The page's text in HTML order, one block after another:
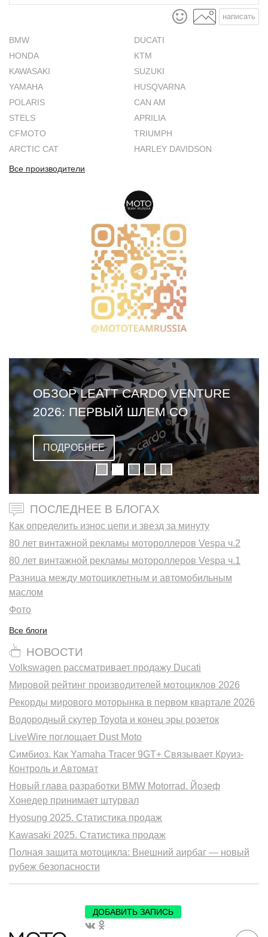
написать
BMW
DUCATI
HONDA
KTM
KAWASAKI
SUZUKI
YAMAHA
HUSQVARNA
POLARIS
CAN AM
STELS
APRILIA
CFMOTO
TRIUMPH
ARCTIC CAT
HARLEY DAVIDSON
Все производители
ОБЗОР LEATT CARDO VENTURE
2026: ПЕРВЫЙ ШЛЕМ СО
ВСТРОЕННОЙ ГАРНИТУРОЙ
ПОДРОБНЕЕ
ПОСЛЕДНЕЕ В БЛОГАХ
Как определить износ цепи и звезд за минуту
80 лет винтажной рекламы мотороллеров Vespa ч.2
80 лет винтажной рекламы мотороллеров Vespa ч.1
Разница между мотоциклетным и автомобильным
маслом
Фото
Все блоги
НОВОСТИ
Volkswagen рассматривает продажу Ducati
Мировой рейтинг производителей мотоциклов 2026
Рекорды мирового моторынка в первом квартале 2026
Водородный скутер Toyota и конец эры розеток
LiveWire поглощает Dust Moto
Симбиоз. Как Yamaha Tracer 9GT+ Связывает Круиз-
Контроль и Автомат
Новый глава разработки BMW Motorrad. Йозеф
Хонедер принимает штурвал
Hyosung 2025. Статистика продаж
Kawasaki 2025. Статистика продаж
Полная защита мотоцикла: Внешний аирбаг — новый
рубеж безопасности
ДОБАВИТЬ ЗАПИСЬ